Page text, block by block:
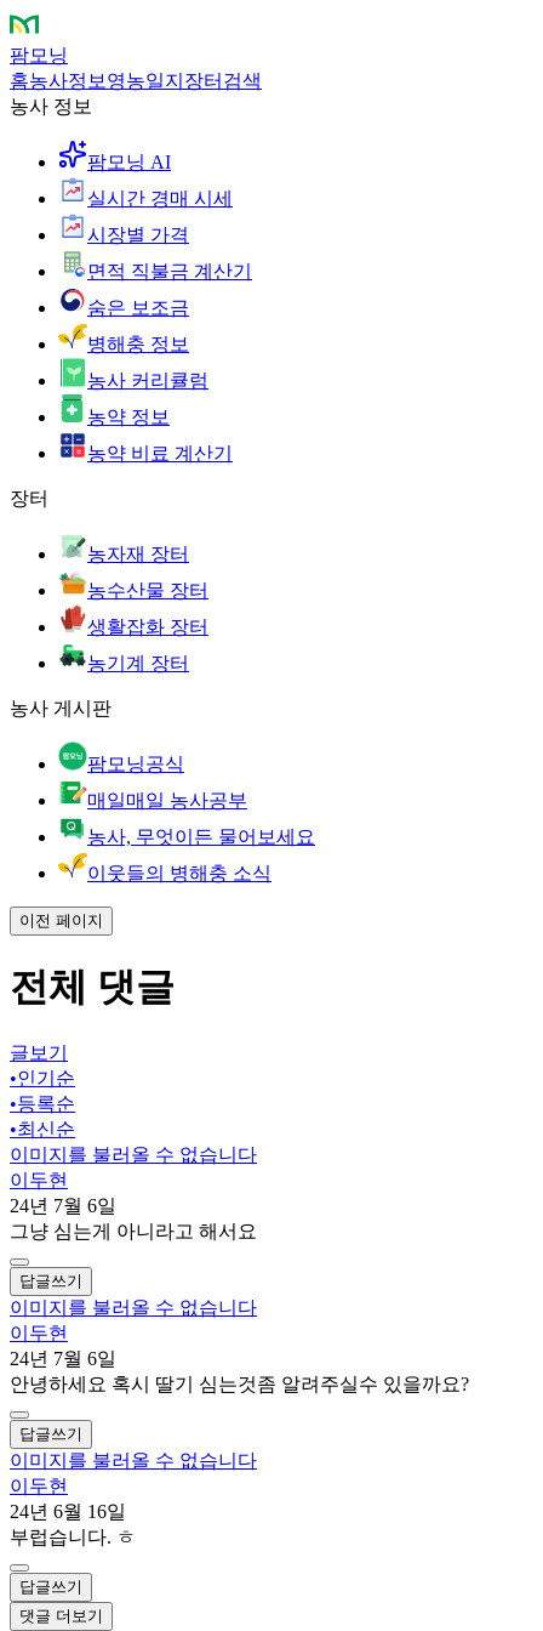
팜모닝
홈농사정보 영농일지 장터 검색
농사 정보
팜모닝 AI
실시간 경매 시세
시장별 가격
면적 직불금 계산기
숨은 보조금
병해충 정보
농사 커리큘럼
농약 정보
농약 비료 계산기
장터
농자재 장터
농수산물 장터
생활잡화 장터
농기계 장터
농사 게시판
팜모닝공식
매일매일 농사공부
농사, 무엇이든 물어보세요
이웃들의 병해충 소식
이전 페이지
전체 댓글
글보기
•인기순
•등록순
•최신순
이미지를 불러올 수 없습니다
이두현
24년 7월 6일
그냥 심는게 아니라고 해서요
답글쓰기
이미지를 불러올 수 없습니다
이두현
24년 7월 6일
안녕하세요 혹시 딸기 심는것좀 알려주실수 있을까요?
답글쓰기
이미지를 불러올 수 없습니다
이두현
24년 6월 16일
부럽습니다. ㅎ
답글쓰기
댓글 더보기